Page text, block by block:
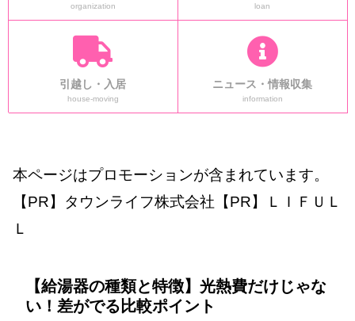
organization loan
引越し・入居
house-moving
ニュース・情報収集
information
本ページはプロモーションが含まれています。
【PR】タウンライフ株式会社【PR】ＬＩＦＵＬ
Ｌ
【給湯器の種類と特徴】光熱費だけじゃな
い！差がでる比較ポイント